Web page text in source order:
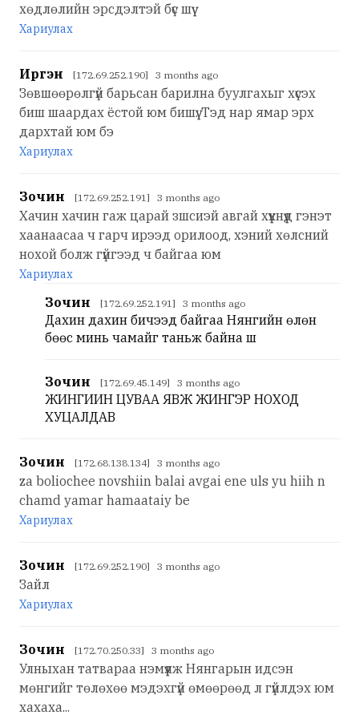
хөдлөлийн эрсдэлтэй бүс шүү
Хариулах
Иргэн [172.69.252.190] 3 months ago
Зөвшөөрөлгүй барьсан барилна буулгахыг хүсэх
биш шаардах ёстой юм бишүү. Тэд нар ямар эрх
дархтай юм бэ
Хариулах
Зочин [172.69.252.191] 3 months ago
Хачин хачин гаж царай зшсиэй авгай хүүхнүүд гэнэт
хаанаасаа ч гарч ирээд орилоод, хэний хөлсний
нохой болж гүйгээд ч байгаа юм
Хариулах
Зочин [172.69.252.191] 3 months ago
Дахин дахин бичээд байгаа Нянгийн өлөн
бөөс минь чамайг таньж байна шүү
Зочин [172.69.45.149] 3 months ago
ЖИНГИИН ЦУВАА ЯВЖ ЖИНГЭР НОХОД
ХУЦАЛДАВ
Зочин [172.68.138.134] 3 months ago
za boliochee novshiin balai avgai ene uls yu hiih n
chamd yamar hamaataiy be
Хариулах
Зочин [172.69.252.190] 3 months ago
Зайл
Хариулах
Зочин [172.70.250.33] 3 months ago
Улныхан татвараа нэмүүлж Нянгарын идсэн
мөнгийг төлөхөө мэдэхгүй өмөөрөөд л гүйлдэх юм
хахаха...